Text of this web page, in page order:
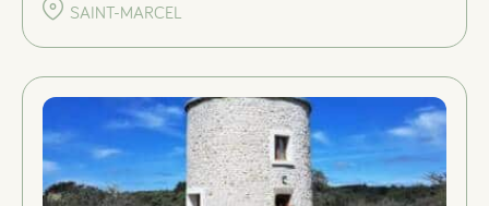
SAINT-MARCEL